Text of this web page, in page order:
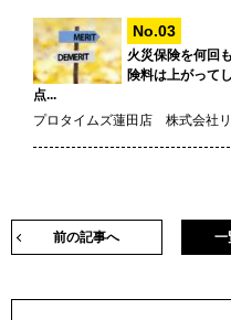
火災保険を何回
険料は上がって
点...
プロタイムズ蓮田店 株式会社
前の記事へ 一